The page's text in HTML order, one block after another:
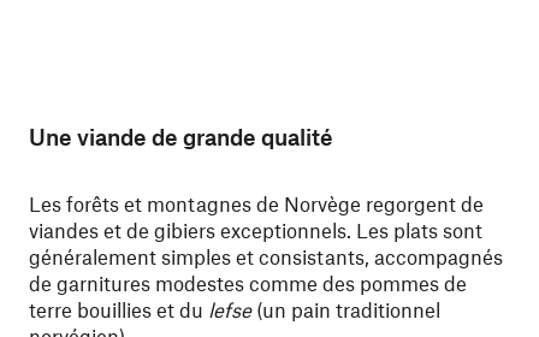
Une viande de grande qualité
Les forêts et montagnes de Norvège regorgent de
viandes et de gibiers exceptionnels. Les plats sont
généralement simples et consistants, accompagnés
de garnitures modestes comme des pommes de
terre bouillies et du lefse (un pain traditionnel